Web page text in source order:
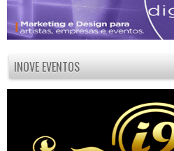
INOVE EVENTOS